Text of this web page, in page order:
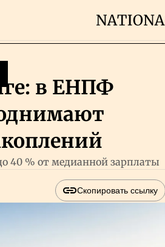
в ЕНПФ
40 % от медианной зарплаты
Скопировать ссылку